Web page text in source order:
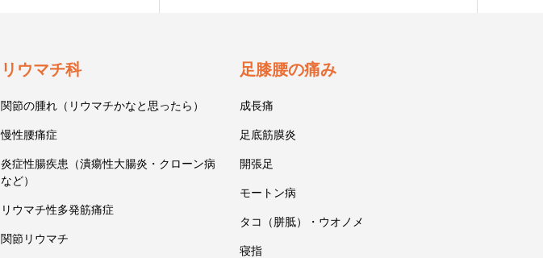
リウマチ科
関節の腫れ（リウマチかなと思ったら）
慢性腰痛症
炎症性腸疾患（潰瘍性大腸炎・クローン病
など）
リウマチ性多発筋痛症
関節リウマチ
足膝腰の痛み
成長痛
足底筋膜炎
開張足
モートン病
タコ（胼胝）・ウオノメ
寝指